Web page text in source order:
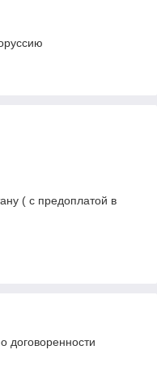
( с предоплатой в
договоренности